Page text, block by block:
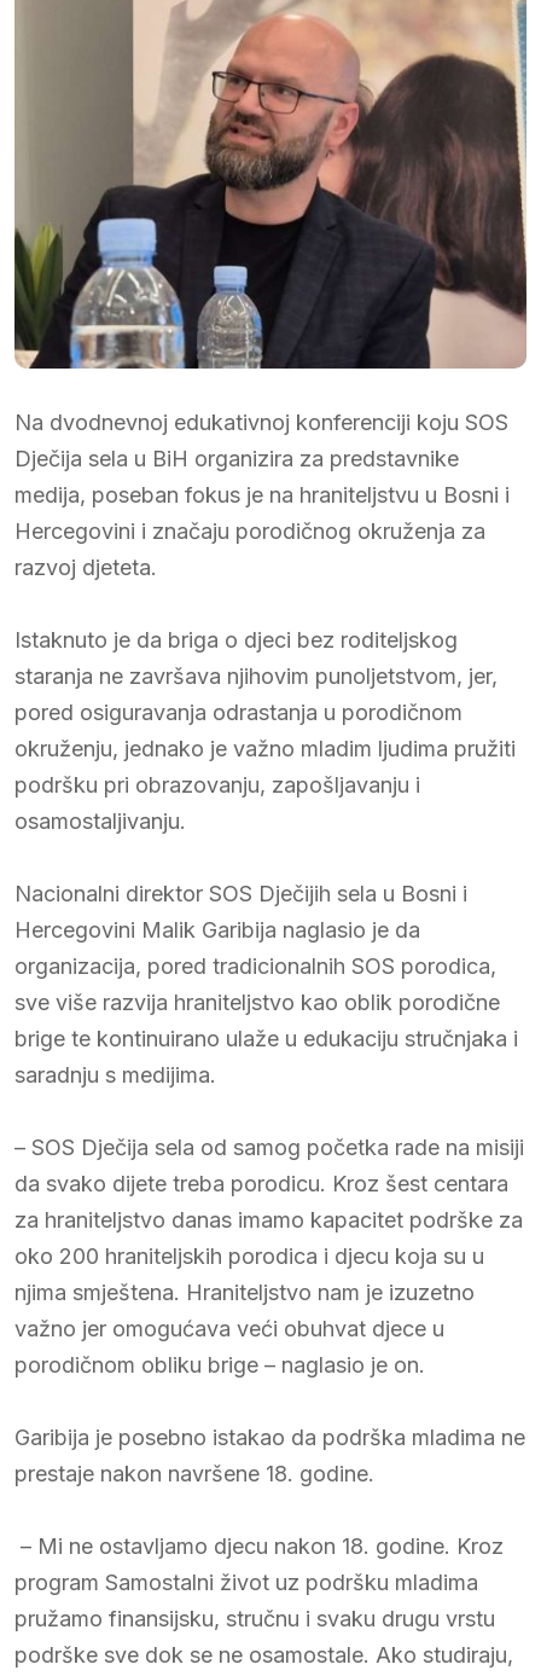
Na dvodnevnoj edukativnoj konferenciji koju SOS
Dječija sela u BiH organizira za predstavnike
medija, poseban fokus je na hraniteljstvu u Bosni i
Hercegovini i značaju porodičnog okruženja za
razvoj djeteta.
Istaknuto je da briga o djeci bez roditeljskog
staranja ne završava njihovim punoljetstvom, jer,
pored osiguravanja odrastanja u porodičnom
okruženju, jednako je važno mladim ljudima pružiti
podršku pri obrazovanju, zapošljavanju i
osamostaljivanju.
Nacionalni direktor SOS Dječijih sela u Bosni i
Hercegovini Malik Garibija naglasio je da
organizacija, pored tradicionalnih SOS porodica,
sve više razvija hraniteljstvo kao oblik porodične
brige te kontinuirano ulaže u edukaciju stručnjaka i
saradnju s medijima.
– SOS Dječija sela od samog početka rade na misiji
da svako dijete treba porodicu. Kroz šest centara
za hraniteljstvo danas imamo kapacitet podrške za
oko 200 hraniteljskih porodica i djecu koja su u
njima smještena. Hraniteljstvo nam je izuzetno
važno jer omogućava veći obuhvat djece u
porodičnom obliku brige – naglasio je on.
Garibija je posebno istakao da podrška mladima ne
prestaje nakon navršene 18. godine.
– Mi ne ostavljamo djecu nakon 18. godine. Kroz
program Samostalni život uz podršku mladima
pružamo finansijsku, stručnu i svaku drugu vrstu
podrške sve dok se ne osamostale. Ako studiraju,